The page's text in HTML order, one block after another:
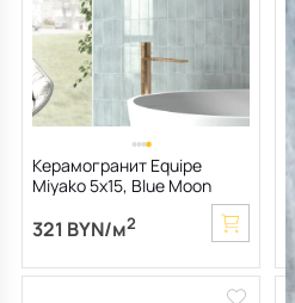
Керамогранит Equipe
Miyako 5х15, Blue Moon
321 BYN/м2